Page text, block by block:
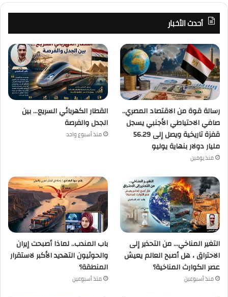
أحدث الأخبار
رسالة قوة من الاقتصاد المصري..
صافي الاحتياطي الأجنبي يسجل
قفزة تاريخية ويصل إلى 56.29
مليار دولار بنهاية يوليو
منذ يومين
القطار الكهربائي السريع… بين
الجدل والفرصة
منذ أسبوع واحد
التغير المناخي… من التحذير إلى
الاحتراق ، هل أصبح العالم يعيش
عصر الكوارث المناخية؟
منذ أسبوعين
باب المندب.. لماذا أصبحت إيران
والحوثيون التهديد الأكبر لاستقرار
المنطقة؟
منذ أسبوعين